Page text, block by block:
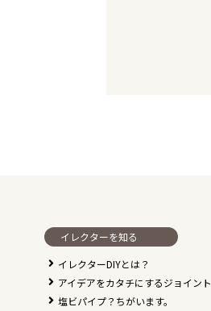
イレクターを知る
イレクターDIYとは？
アイデアをカタチにするジョイント
塩ビパイプ？ちがいます。